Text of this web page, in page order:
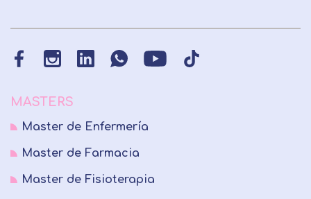
MASTERS
Master de Enfermería
Master de Farmacia
Master de Fisioterapia